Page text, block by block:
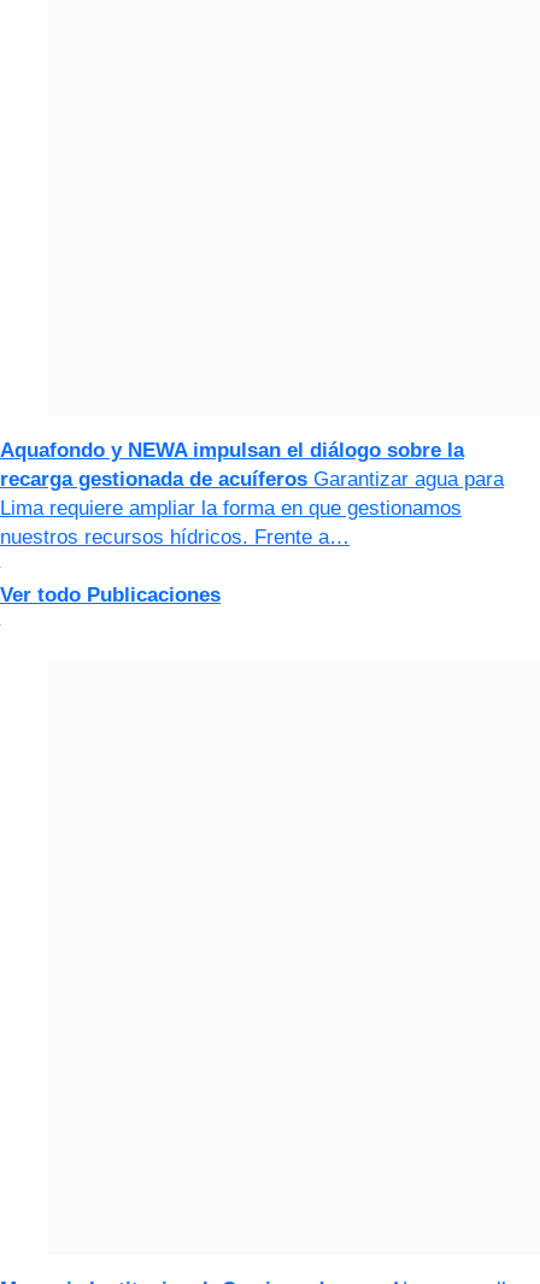
Aquafondo y NEWA impulsan el diálogo sobre la
recarga gestionada de acuíferos Garantizar agua para
Lima requiere ampliar la forma en que gestionamos
nuestros recursos hídricos. Frente a…
Ver todo Publicaciones